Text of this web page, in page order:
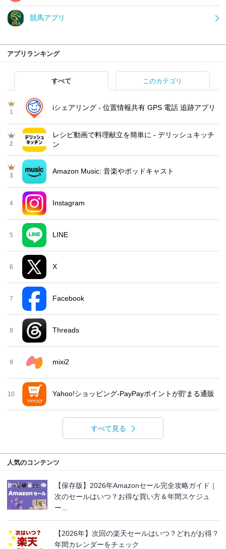
競馬アプリ
アプリランキング
すべて このカテゴリ
1
iシェアリング - 位置情報共有 GPS 電話 追跡アプリ
2
レシピ動画で料理献立を簡単‪に - デリッシュキッチ
ン
3
Amazon Music: 音楽やポッドキャスト
4 Instagram
5 LINE
6 X
7 Facebook
8 Threads
9 mixi2
10 Yahoo!ショッピング-PayPayポイントが貯まる通販
すべて見る
人気のコンテンツ
【保存版】2026年Amazonセール完全攻略ガイド｜
次のセールはいつ？お得な買い方＆年間スケジュ
ー...
【2026年】次回の楽天セールはいつ？どれがお得？
年間カレンダーをチェック